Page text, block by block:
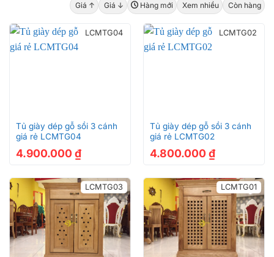
Giá ↑ Giá ↓ Hàng mới Xem nhiều Còn hàng
LCMTG04
Tủ giày dép gỗ sồi 3 cánh
giá rẻ LCMTG04
4.900.000 ₫
LCMTG02
Tủ giày dép gỗ sồi 3 cánh
giá rẻ LCMTG02
4.800.000 ₫
LCMTG03 LCMTG01